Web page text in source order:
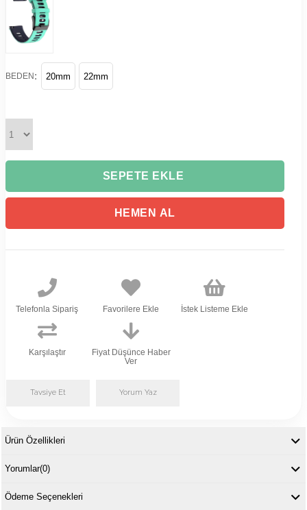
BEDEN : 20mm 22mm
Telefonla Sipariş Favorilere Ekle İstek Listeme Ekle
Karşılaştır
Fiyat Düşünce Haber
Ver
Tavsiye Et Yorum Yaz
Ürün Özellikleri
Yorumlar(0)
Ödeme Seçenekleri